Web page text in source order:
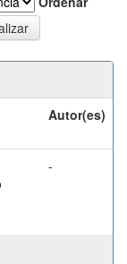
Autor(es)
-